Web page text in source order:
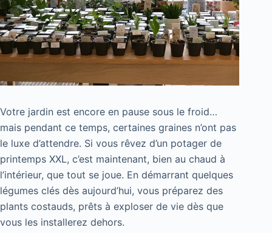
Votre jardin est encore en pause sous le froid…
mais pendant ce temps, certaines graines n’ont pas
le luxe d’attendre. Si vous rêvez d’un potager de
printemps XXL, c’est maintenant, bien au chaud à
l’intérieur, que tout se joue. En démarrant quelques
légumes clés dès aujourd’hui, vous préparez des
plants costauds, prêts à exploser de vie dès que
vous les installerez dehors.